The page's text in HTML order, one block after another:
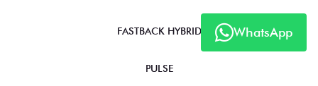
WhatsApp
FASTBACK HYBRID
PULSE